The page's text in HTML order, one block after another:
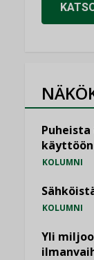
KOLUMNI
KOLUMNI
Yli